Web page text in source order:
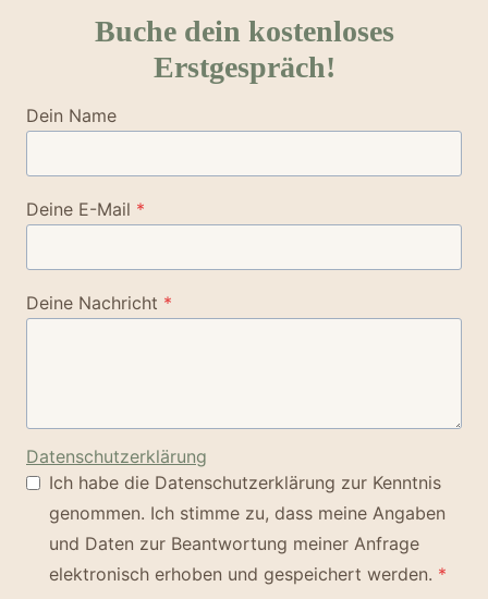
Buche dein kostenloses
Erstgespräch!
Dein Name
Deine E-Mail *
Deine Nachricht *
Datenschutzerklärung
Ich habe die Datenschutzerklärung zur Kenntnis
genommen. Ich stimme zu, dass meine Angaben
und Daten zur Beantwortung meiner Anfrage
elektronisch erhoben und gespeichert werden. *